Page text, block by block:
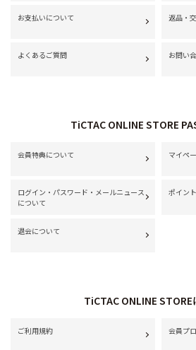
お支払いについて 返品・
よくあるご質問 お問い
TiCTAC ONLINE STORE
会員特典について マイペ
ログイン・パスワード・メールニュース
について
ポイン
退会について
TiCTAC ONLINE STORE
ご利用規約 会員プ